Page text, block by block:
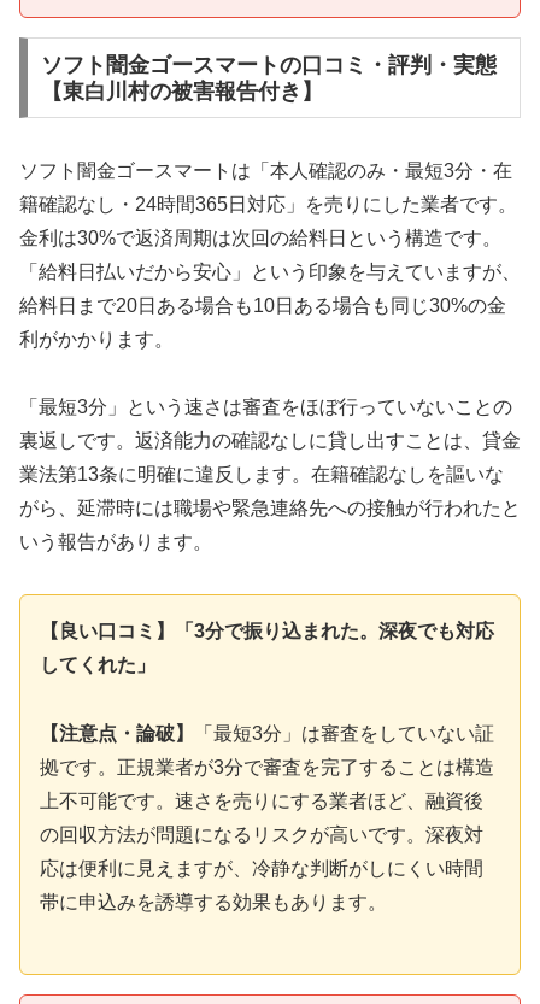
ソフト闇金ゴースマートの口コミ・評判・実態
【東白川村の被害報告付き】
ソフト闇金ゴースマートは「本人確認のみ・最短3分・在
籍確認なし・24時間365日対応」を売りにした業者です。
金利は30%で返済周期は次回の給料日という構造です。
「給料日払いだから安心」という印象を与えていますが、
給料日まで20日ある場合も10日ある場合も同じ30%の金
利がかかります。
「最短3分」という速さは審査をほぼ行っていないことの
裏返しです。返済能力の確認なしに貸し出すことは、貸金
業法第13条に明確に違反します。在籍確認なしを謳いな
がら、延滞時には職場や緊急連絡先への接触が行われたと
いう報告があります。
【良い口コミ】「3分で振り込まれた。深夜でも対応
してくれた」
【注意点・論破】
「最短3分」は審査をしていない証
拠です。正規業者が3分で審査を完了することは構造
上不可能です。速さを売りにする業者ほど、融資後
の回収方法が問題になるリスクが高いです。深夜対
応は便利に見えますが、冷静な判断がしにくい時間
帯に申込みを誘導する効果もあります。